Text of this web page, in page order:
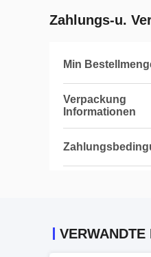
Zahlungs-u.
Min
Verpackung
Informationen